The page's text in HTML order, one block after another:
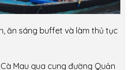
ăn sáng buffet và làm thủ tục
Mau qua cung đường Quản